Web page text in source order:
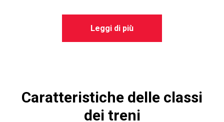
Leggi di più
Caratteristiche delle classi
dei treni